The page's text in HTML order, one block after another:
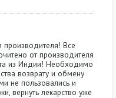
производителя! Все
от производителя
из Индии! Необходимо
возврату и обмену
не пользовались и
вернуть лекарство уже